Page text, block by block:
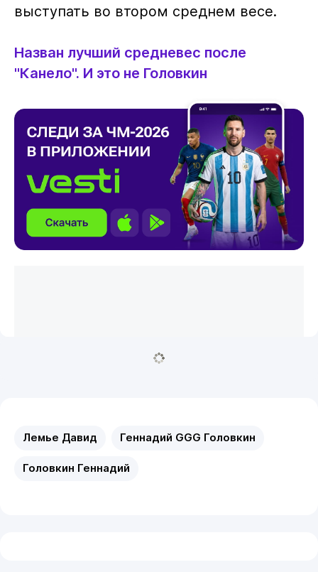
выступать во втором среднем весе.
Назван лучший средневес после
"Канело". И это не Головкин
Лемье Давид Геннадий GGG Головкин
Головкин Геннадий